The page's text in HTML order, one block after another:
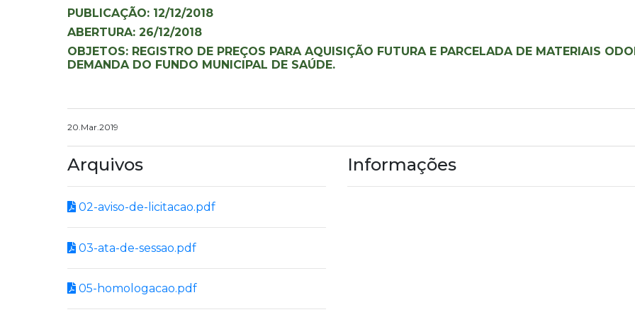
PUBLICAÇÃO: 12/12/2018
ABERTURA: 26/12/2018
OBJETOS: REGISTRO DE PREÇOS PARA AQUISIÇÃO FUTURA E PARCELADA DE MATERIAIS
DEMANDA DO FUNDO MUNICIPAL DE SAÚDE.
20.Mar.2019
Arquivos
02-aviso-de-licitacao.pdf
03-ata-de-sessao.pdf
05-homologacao.pdf
Informações